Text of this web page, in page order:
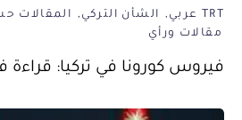
TRT عربي الشأن التركي
المقالات
مقالات ورأي
فيروس كورونا في تركيا: قراءة